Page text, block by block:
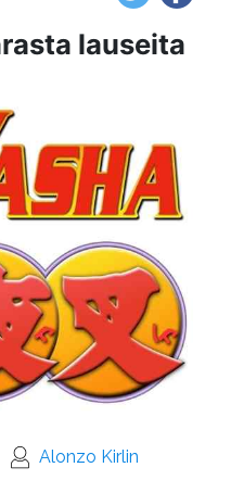
lauseita
Alonzo Kirlin